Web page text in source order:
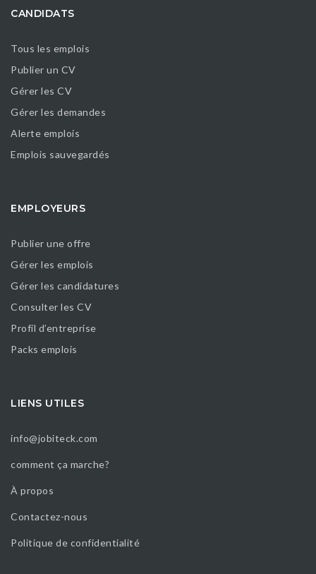
CANDIDATS
Tous les emplois
Publier un CV
Gérer les CV
Gérer les demandes
Alerte emplois
Emplois sauvegardés
EMPLOYEURS
Publier une offre
Gérer les emplois
Gérer les candidatures
Consulter les CV
Profil d’entreprise
Packs emplois
LIENS UTILES
info@jobiteck.com
comment ça marche?
À propos
Contactez-nous
Politique de confidentialité